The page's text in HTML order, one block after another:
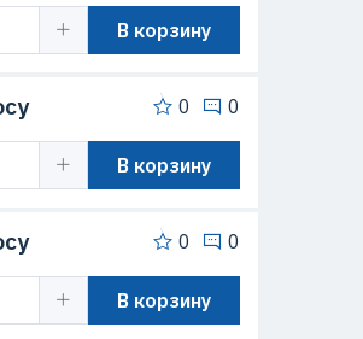
В корзину
0 0
В корзину
0 0
В корзину